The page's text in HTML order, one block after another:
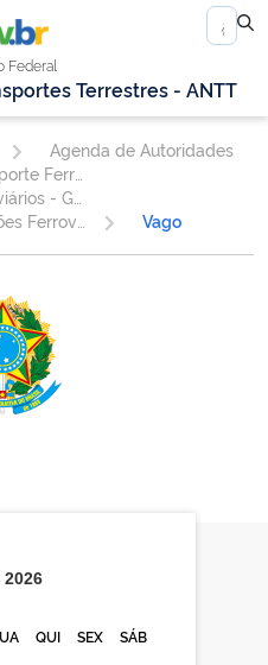
Federal
Terrestres - ANTT
Agenda de Autoridades
Superintendência de Transporte Ferroviário
Gerência de Projetos Ferroviários - GEPEF
Vago
2026
QUI SEX SÁB